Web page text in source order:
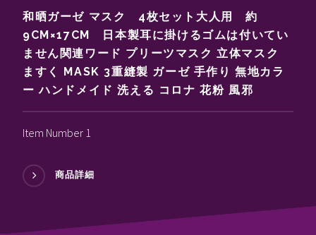
和晒ガーゼ マスク 4枚セット大人用 約
9CM×17CM 日本製耳に掛けるゴムは付いてい
ません関連ワード プリーツマスク 立体マスク
ますく MASK 3重縫製 ガーゼ 手作り 無地カラ
ー ハンドメイド 洗える コロナ 花粉 風邪
Item Number 1
商品詳細